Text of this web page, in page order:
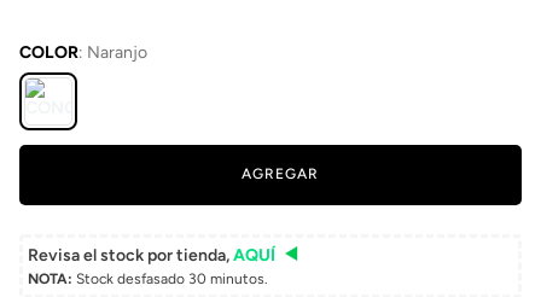
COLOR: Naranjo
AGREGAR
Revisa el stock por tienda,AQUÍ
NOTA: Stock desfasado 30 minutos.